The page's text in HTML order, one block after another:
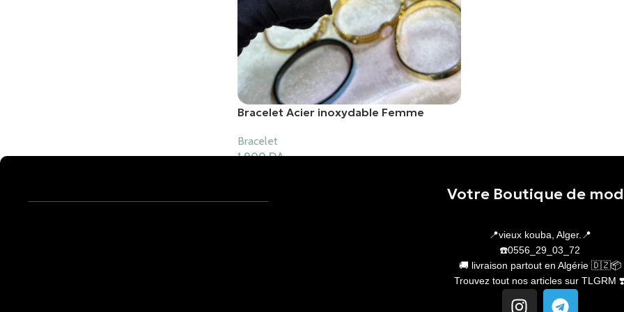
Bracelet Acier inoxydable Femme
Bracelet
1,900DA
Votre Boutique de
📍vieux kouba, Alger.📍
☎️0556_29_03_72
🚚 livraison partout en Algérie 🇩🇿📦
Trouvez tout nos articles sur TLGRM